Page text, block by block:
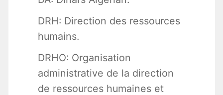
DRH: Direction des ressources
humains.
DRHO: Organisation
administrative de la direction
de ressources humaines et